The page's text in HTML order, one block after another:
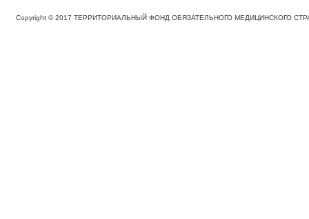
Copyright © 2017 ТЕРРИТОРИАЛЬНЫЙ ФОНД ОБЯЗАТЕЛЬНОГО МЕДИЦИНСКОГО